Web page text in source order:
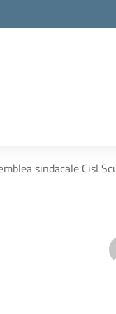
sindacale Cisl